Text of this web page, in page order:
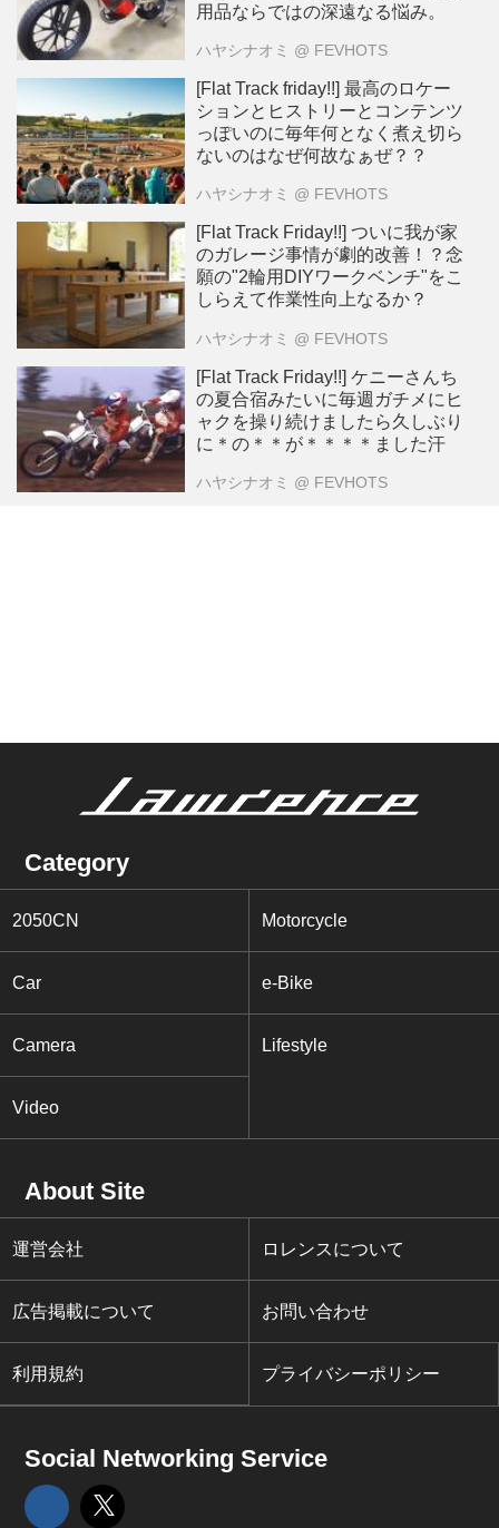
用品ならではの深遠なる悩み。
ハヤシナオミ @ FEVHOTS
[Flat Track friday!!] 最高のロケー
ションとヒストリーとコンテンツ
っぽいのに毎年何となく煮え切ら
ないのはなぜ何故なぁぜ？？
ハヤシナオミ @ FEVHOTS
[Flat Track Friday!!] ついに我が家
のガレージ事情が劇的改善！？念
願の"2輪用DIYワークベンチ"をこ
しらえて作業性向上なるか？
ハヤシナオミ @ FEVHOTS
[Flat Track Friday!!] ケニーさんち
の夏合宿みたいに毎週ガチメにヒ
ャクを操り続けましたら久しぶり
に＊の＊＊が＊＊＊＊ました汗
ハヤシナオミ @ FEVHOTS
Category
2050CN Motorcycle
Car e-Bike
Camera Lifestyle
Video
About Site
運営会社 ロレンスについて
広告掲載について お問い合わせ
利用規約 プライバシーポリシー
Social Networking Service